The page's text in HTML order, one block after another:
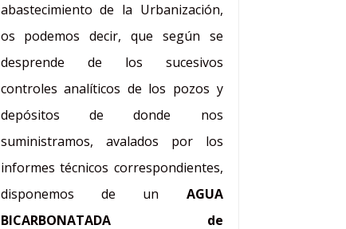
abastecimiento de la Urbanización,
os podemos decir, que según se
desprende de los sucesivos
controles analíticos de los pozos y
depósitos de donde nos
suministramos, avalados por los
informes técnicos correspondientes,
disponemos de un AGUA
BICARBONATADA de